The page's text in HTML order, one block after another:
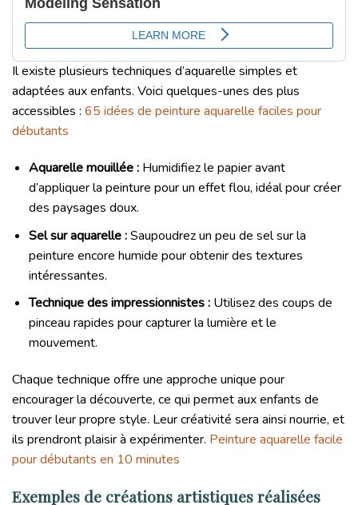
Il existe plusieurs techniques d’aquarelle simples et
adaptées aux enfants. Voici quelques-unes des plus
accessibles : 65 idées de peinture aquarelle faciles pour
débutants
Aquarelle mouillée :Humidifiez le papier avant
d’appliquer la peinture pour un effet flou, idéal pour créer
des paysages doux.
Sel sur aquarelle :Saupoudrez un peu de sel sur la
peinture encore humide pour obtenir des textures
intéressantes.
Technique des impressionnistes :Utilisez des coups de
pinceau rapides pour capturer la lumière et le
mouvement.
Chaque technique offre une approche unique pour
encourager la découverte, ce qui permet aux enfants de
trouver leur propre style. Leur créativité sera ainsi nourrie, et
ils prendront plaisir à expérimenter. Peinture aquarelle facile
pour débutants en 10 minutes
Exemples de créations artistiques réalisées